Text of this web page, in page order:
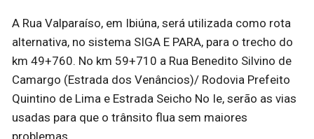
A Rua Valparaíso, em Ibiúna, será utilizada como rota
alternativa, no sistema SIGA E PARA, para o trecho do
km 49+760. No km 59+710 a Rua Benedito Silvino de
Camargo (Estrada dos Venâncios)/ Rodovia Prefeito
Quintino de Lima e Estrada Seicho No Ie, serão as vias
usadas para que o trânsito flua sem maiores
problemas.